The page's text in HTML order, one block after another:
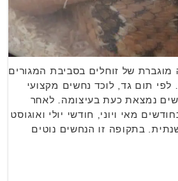
של זוחלים בסביבת המגורים
תום גד, לוכד נחשים מקצועי
נמצאת כעת בעיצומה. לאחר
מאי ויוני, חודשי יולי ואוגוסט
בתקופה זו הנחשים נוטים